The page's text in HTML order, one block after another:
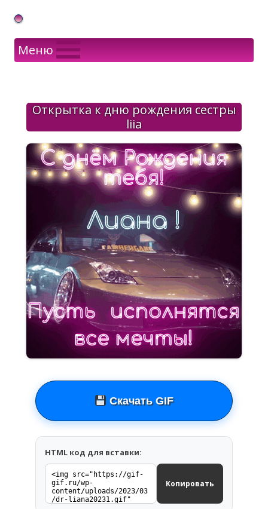
Gif Открытки в подарок
Меню
Открытка к дню рождения сестры
liia
Скачать GIF
HTML код для вставки:
Копировать